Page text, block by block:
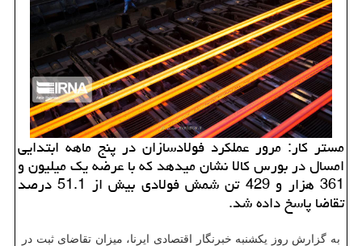
مستر كار: مرور عملكرد فولادسازان در پنج ماهه ابتدایی
امسال در بورس كالا نشان میدهد كه با عرضه یك میلیون و
361 هزار و 429 تن شمش فولادی بیش از 51.1 درصد
تقاضا پاسخ داده شد.
به گزارش روز یکشنبه خبرنگار اقتصادی ایرنا، میزان تقاضای ثبت در